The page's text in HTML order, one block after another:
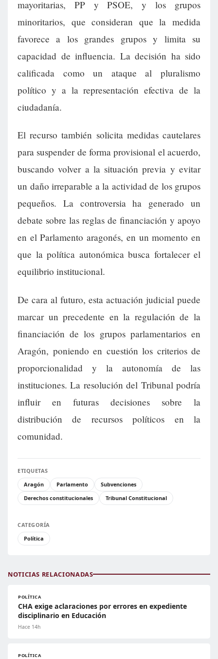
mayoritarias, PP y PSOE, y los grupos
minoritarios, que consideran que la medida
favorece a los grandes grupos y limita su
capacidad de influencia. La decisión ha sido
calificada como un ataque al pluralismo
político y a la representación efectiva de la
ciudadanía.
El recurso también solicita medidas cautelares
para suspender de forma provisional el acuerdo,
buscando volver a la situación previa y evitar
un daño irreparable a la actividad de los grupos
pequeños. La controversia ha generado un
debate sobre las reglas de financiación y apoyo
en el Parlamento aragonés, en un momento en
que la política autonómica busca fortalecer el
equilibrio institucional.
De cara al futuro, esta actuación judicial puede
marcar un precedente en la regulación de la
financiación de los grupos parlamentarios en
Aragón, poniendo en cuestión los criterios de
proporcionalidad y la autonomía de las
instituciones. La resolución del Tribunal podría
influir en futuras decisiones sobre la
distribución de recursos políticos en la
comunidad.
ETIQUETAS
Aragón
Parlamento
Subvenciones
Derechos constitucionales
Tribunal Constitucional
CATEGORÍA
Política
NOTICIAS RELACIONADAS
POLÍTICA
CHA exige aclaraciones por errores en expediente
disciplinario en Educación
Hace 14h
POLÍTICA